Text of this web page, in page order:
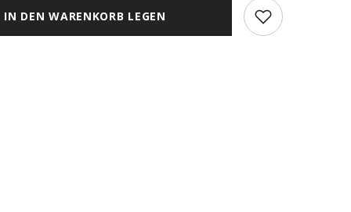
bedruckt
Deko
IN DEN WARENKORB LEGEN